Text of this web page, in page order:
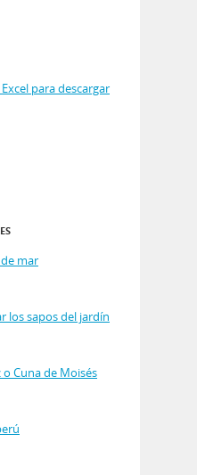
para descargar
mar
los sapos del jardín
o Cuna de Moisés